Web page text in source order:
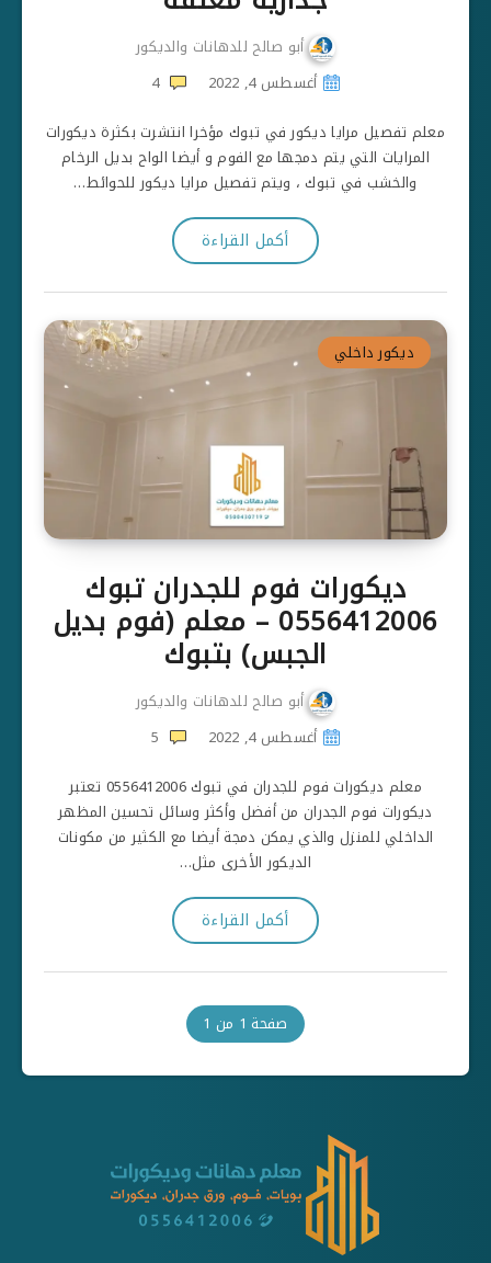
أبو صالح للدهانات والديكور
أغسطس 4, 2022
4
معلم تفصيل مرايا ديكور في تبوك مؤخرا انتشرت بكثرة ديكورات
المرايات التي يتم دمجها مع الفوم و أيضا الواح بديل الرخام
والخشب في تبوك ، ويتم تفصيل مرايا ديكور للحوائط…
أكمل القراءة
ديكور داخلي
ديكورات فوم للجدران تبوك
0556412006 – معلم (فوم بديل
الجبس) بتبوك
أبو صالح للدهانات والديكور
أغسطس 4, 2022
5
معلم ديكورات فوم للجدران في تبوك 0556412006 تعتبر
ديكورات فوم الجدران من أفضل وأكثر وسائل تحسين المظهر
الداخلي للمنزل والذي يمكن دمجة أيضا مع الكثير من مكونات
الديكور الأخرى مثل…
أكمل القراءة
صفحة 1 من 1